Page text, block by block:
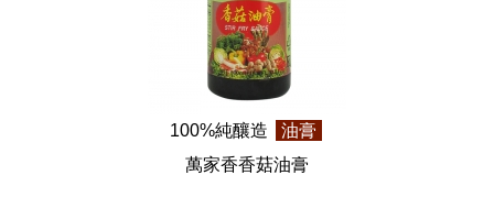
100%純釀造
油膏
萬家香香菇油膏